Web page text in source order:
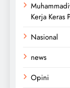
Kerja Keras
Nasional
news
Opini